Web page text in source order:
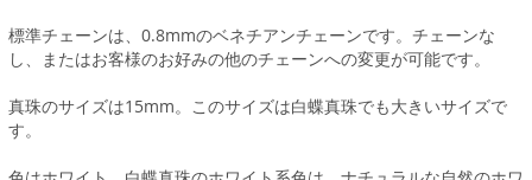
標準チェーンは、0.8mmのベネチアンチェーンです。チェーンな
し、またはお客様のお好みの他のチェーンへの変更が可能です。
真珠のサイズは15mm。このサイズは白蝶真珠でも大きいサイズで
す。